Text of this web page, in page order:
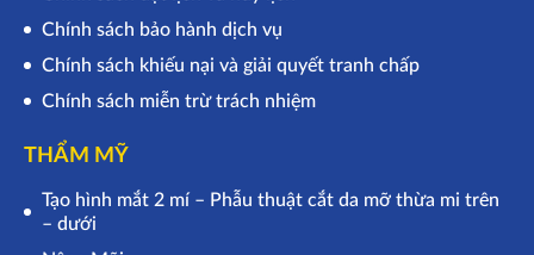
Chính sách bảo hành dịch vụ
Chính sách khiếu nại và giải quyết tranh chấp
Chính sách miễn trừ trách nhiệm
THẨM MỸ
Tạo hình mắt 2 mí – Phẫu thuật cắt da mỡ thừa mi trên
– dưới